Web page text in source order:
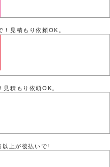
！見積もり依頼OK。
積もり依頼OK。
上が後払いで!